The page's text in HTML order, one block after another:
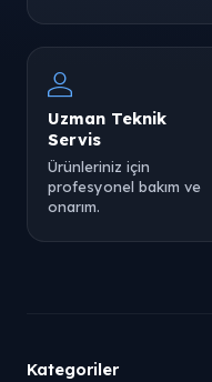
Uzman Teknik
Servis
Ürünleriniz için
profesyonel bakım ve
onarım.
Kategoriler